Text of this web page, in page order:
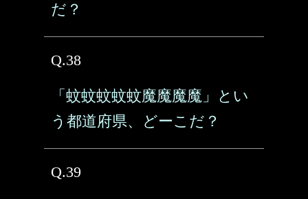
だ？
Q.38
「蚊蚊蚊蚊蚊魔魔魔魔」とい
う都道府県、どーこだ？
Q.39